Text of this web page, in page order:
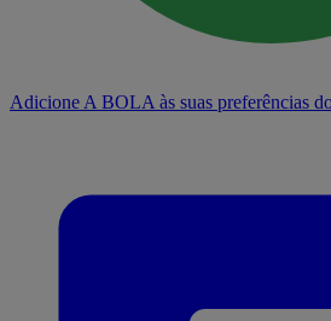
Adicione A BOLA às suas preferências